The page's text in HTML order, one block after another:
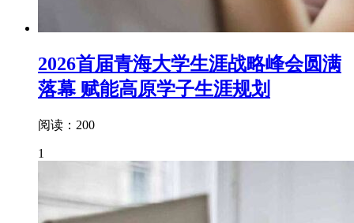
2026首届青海大学生涯战略峰会圆满
落幕 赋能高原学子生涯规划
阅读：200
1